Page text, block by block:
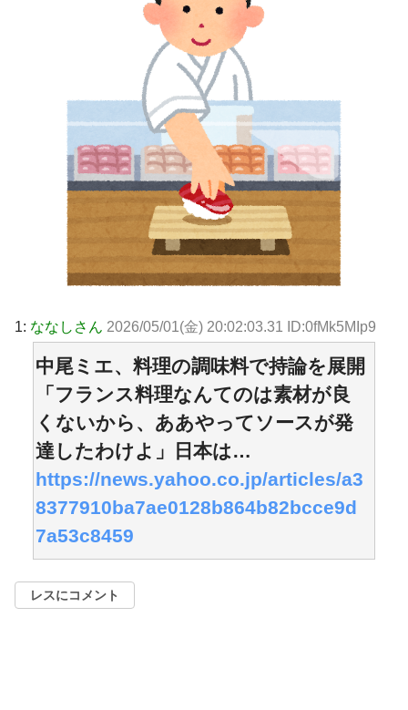
1: ななしさん 2026/05/01(金) 20:02:03.31 ID:0fMk5MIp9
中尾ミエ、料理の調味料で持論を展開
「フランス料理なんてのは素材が良
くないから、ああやってソースが発
達したわけよ」日本は…
https://news.yahoo.co.jp/articles/a3
8377910ba7ae0128b864b82bcce9d
7a53c8459
レスにコメント